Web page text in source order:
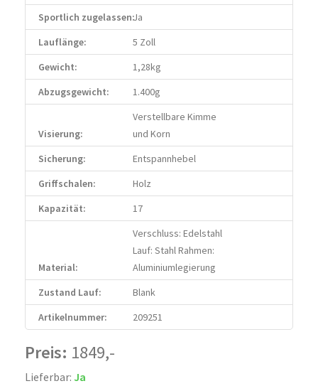
Sportlich zugelassen:Ja
Lauflänge:
5 Zoll
Gewicht:
1,28kg
Abzugsgewicht:
1.400g
Visierung:
Verstellbare Kimme
und Korn
Sicherung:
Entspannhebel
Griffschalen:
Holz
Kapazität:
17
Material:
Verschluss: Edelstahl
Lauf: Stahl Rahmen:
Aluminiumlegierung
Zustand Lauf:
Blank
Artikelnummer:
209251
Preis: 1849,-
Lieferbar: Ja